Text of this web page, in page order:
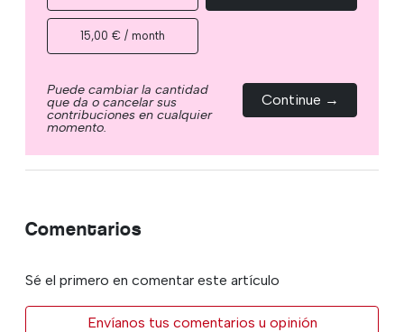
15,00 € / month
Puede cambiar la cantidad
que da o cancelar sus
contribuciones en cualquier
momento.
Continue →
Comentarios
Sé el primero en comentar este artículo
Envíanos tus comentarios u opinión